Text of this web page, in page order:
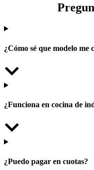
¿Cómo sé que modelo me
¿Funciona en cocina de
¿Puedo pagar en cuotas?